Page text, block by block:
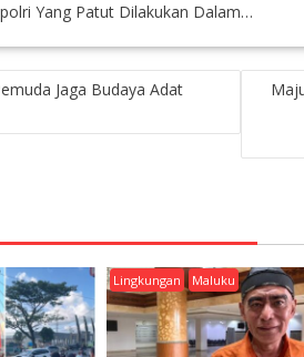
Yang Patut Dilakukan Dalam…
Jaga Budaya Adat
Lingkungan Maluku